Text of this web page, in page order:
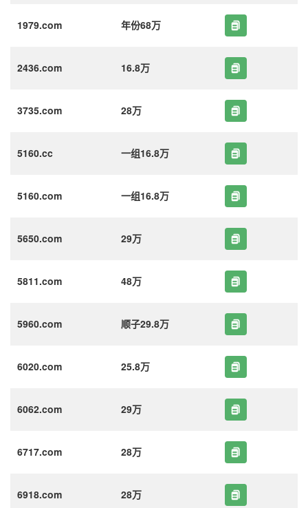
1979.com 年份68万
2436.com 16.8万
3735.com 28万
5160.cc 一组16.8万
5160.com 一组16.8万
5650.com 29万
5811.com 48万
5960.com 顺子29.8万
6020.com 25.8万
6062.com 29万
6717.com 28万
6918.com 28万